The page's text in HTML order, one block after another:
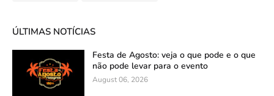
ÚLTIMAS NOTÍCIAS
Festa de Agosto: veja o que pode e o que
não pode levar para o evento
August 06, 2026